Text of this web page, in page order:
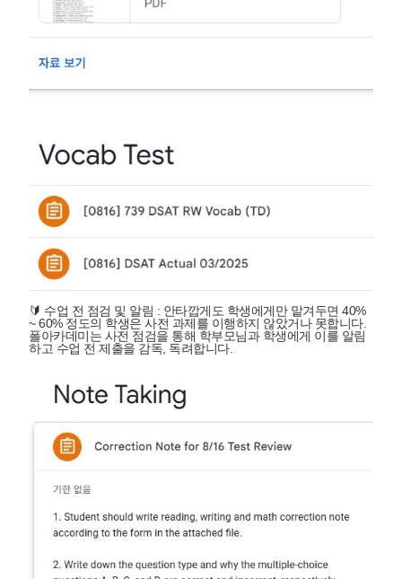
🔰 수업 전 점검 및 알림 : 안타깝게도 학생에게만 맡겨두면 40%
~ 60% 정도의 학생은 사전 과제를 이행하지 않았거나 못합니다.
폴아카데미는 사전 점검을 통해 학부모님과 학생에게 이를 알림
하고 수업 전 제출을 감독, 독려합니다.